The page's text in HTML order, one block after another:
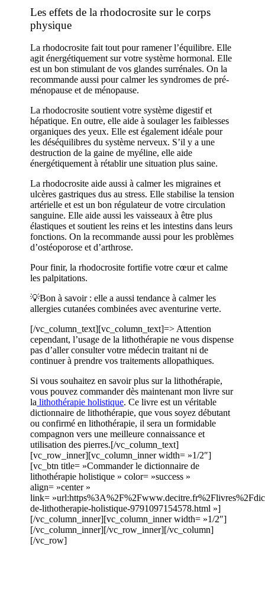
Les effets de la rhodocrosite sur le corps
physique
La rhodocrosite fait tout pour ramener l’équilibre. Elle
agit énergétiquement sur votre système hormonal. Elle
est un bon stimulant de vos glandes surrénales. On la
recommande aussi pour calmer les syndromes de pré-
ménopause et de ménopause.
La rhodocrosite soutient votre système digestif et
hépatique. En outre, elle aide à soulager les faiblesses
organiques des yeux. Elle est également idéale pour
les déséquilibres du système nerveux. S’il y a une
destruction de la gaine de myéline, elle aide
énergétiquement à rétablir une situation plus saine.
La rhodocrosite aide aussi à calmer les migraines et
ulcères gastriques dus au stress. Elle stabilise la tension
artérielle et est un bon régulateur de votre circulation
sanguine. Elle aide aussi les vaisseaux à être plus
élastiques et soutient les reins et les intestins dans leurs
fonctions. On la recommande aussi pour les problèmes
d’ostéoporose et d’arthrose.
Pour finir, la rhodocrosite fortifie votre cœur et calme
les palpitations.
💡Bon à savoir : elle a aussi tendance à calmer les
allergies cutanées combinées avec aventurine verte.
[/vc_column_text][vc_column_text]=> Attention
cependant, l’usage de la lithothérapie ne vous dispense
pas d’aller consulter votre médecin traitant ni de
continuer à prendre vos traitements allopathiques.
Si vous souhaitez en savoir plus sur la lithothérapie,
vous pouvez commander dès maintenant mon livre sur
la lithothérapie holistique. Ce livre est un véritable
dictionnaire de lithothérapie, que vous soyez débutant
ou confirmé en lithothérapie, il sera un formidable
compagnon vers une meilleure connaissance et
utilisation des pierres.[/vc_column_text]
[vc_row_inner][vc_column_inner width= »1/2″]
[vc_btn title= »Commander le dictionnaire de
lithothérapie holistique » color= »success »
align= »center »
link=
de-lithotherapie-holistique-9791097154578.html »]
[/vc_column_inner][vc_column_inner width= »1/2″]
[/vc_column_inner][/vc_row_inner][/vc_column]
[/vc_row]